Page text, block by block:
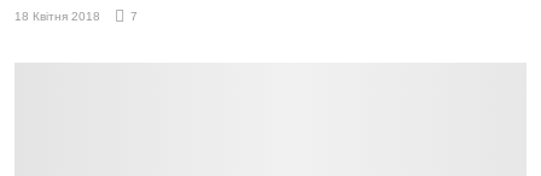
18 Квітня 2018 7